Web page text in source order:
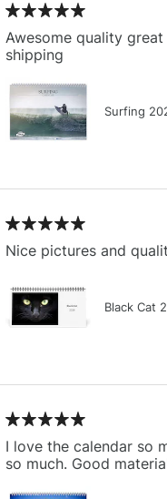
Awesome quality
shipping
Surfing
Nice pictures and
Black Cat
I love the calendar so
so much. Good